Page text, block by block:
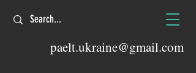
paelt.ukraine@gmail.com